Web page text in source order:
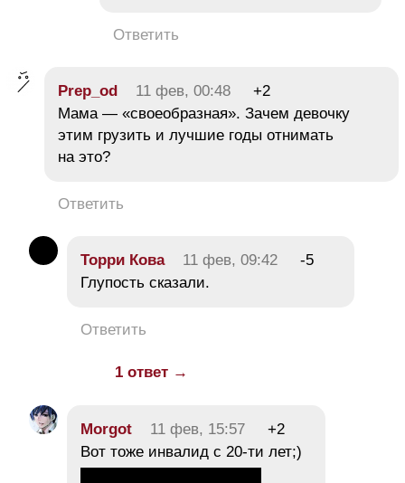
Ответить
Prep_od 11 фев, 00:48
+2
Мама — «своеобразная». Зачем девочку
этим грузить и лучшие годы отнимать
на это?
Ответить
Торри Кова 11 фев, 09:42
-5
Глупость сказали.
Ответить
1 ответ →
Morgot 11 фев, 15:57
+2
Вот тоже инвалид с 20-ти лет;)